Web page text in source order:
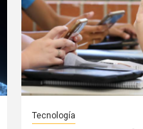
Tecnología